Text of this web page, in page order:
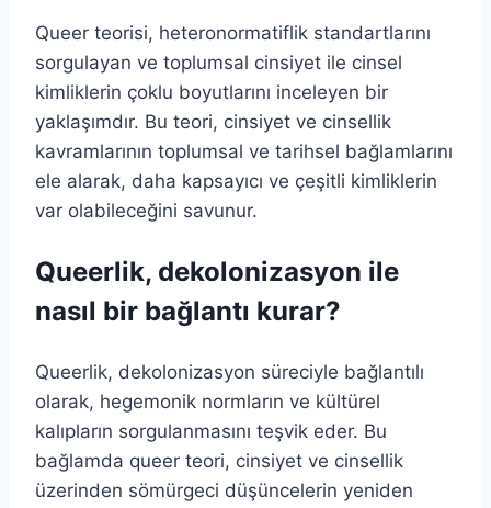
Queer teorisi, heteronormatiflik standartlarını
sorgulayan ve toplumsal cinsiyet ile cinsel
kimliklerin çoklu boyutlarını inceleyen bir
yaklaşımdır. Bu teori, cinsiyet ve cinsellik
kavramlarının toplumsal ve tarihsel bağlamlarını
ele alarak, daha kapsayıcı ve çeşitli kimliklerin
var olabileceğini savunur.
Queerlik, dekolonizasyon ile
nasıl bir bağlantı kurar?
Queerlik, dekolonizasyon süreciyle bağlantılı
olarak, hegemonik normların ve kültürel
kalıpların sorgulanmasını teşvik eder. Bu
bağlamda queer teori, cinsiyet ve cinsellik
üzerinden sömürgeci düşüncelerin yeniden